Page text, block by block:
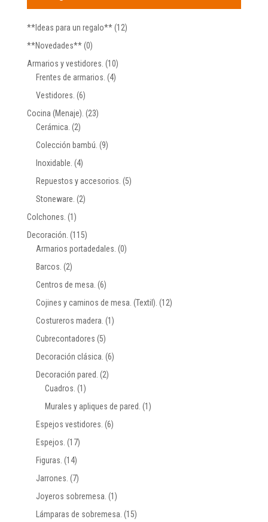
**Ideas para un regalo** (12)
**Novedades** (0)
Armarios y vestidores. (10)
Frentes de armarios. (4)
Vestidores. (6)
Cocina (Menaje). (23)
Cerámica. (2)
Colección bambú. (9)
Inoxidable. (4)
Repuestos y accesorios. (5)
Stoneware. (2)
Colchones. (1)
Decoración. (115)
Armarios portadedales. (0)
Barcos. (2)
Centros de mesa. (6)
Cojines y caminos de mesa. (Textil). (12)
Costureros madera. (1)
Cubrecontadores (5)
Decoración clásica. (6)
Decoración pared. (2)
Cuadros. (1)
Murales y apliques de pared. (1)
Espejos vestidores. (6)
Espejos. (17)
Figuras. (14)
Jarrones. (7)
Joyeros sobremesa. (1)
Lámparas de sobremesa. (15)